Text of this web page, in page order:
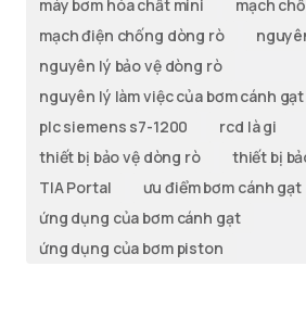
máy bơm hóa chất mini
mạch
mạch điện chống dòng rò
nguyên lý bảo vệ dòng rò
nguyên lý làm việc của bơm cánh
plc siemens s7-1200
rcd là gi
thiết bị bảo vệ dòng rò
thiết bị
TIA Portal
ưu điểm bơm cánh gạt
ứng dụng của bơm cánh gạt
ứng dụng của bơm piston